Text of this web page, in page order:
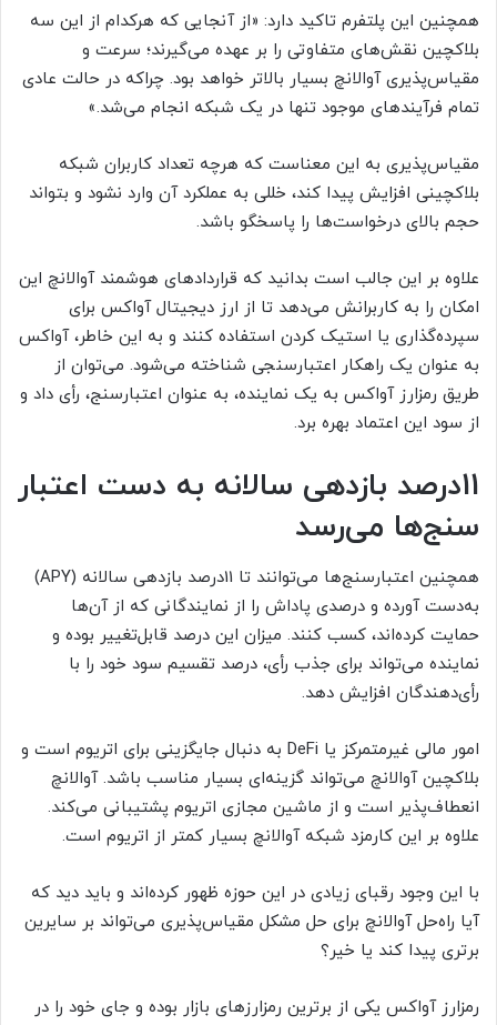
همچنین این پلتفرم تاکید دارد: «از آنجایی که هرکدام از این سه
بلاکچین نقش‌های متفاوتی را بر عهده می‌گیرند؛ سرعت و
مقیاس‌پذیری آوالانچ بسیار بالاتر خواهد بود. چراکه در حالت عادی
تمام فرآیندهای موجود تنها در یک شبکه انجام می‌شد.»
مقیاس‌پذیری به این معناست که هرچه تعداد کاربران شبکه
بلاکچینی افزایش پیدا کند، خللی به عملکرد آن وارد نشود و بتواند
حجم بالای درخواست‌ها را پاسخگو باشد.
علاوه بر این جالب است بدانید که قراردادهای هوشمند آوالانچ این
امکان را به کاربرانش می‌دهد تا از ارز دیجیتال آواکس برای
سپرده‌گذاری یا استیک کردن استفاده کنند و به این خاطر، آواکس
به عنوان یک راهکار اعتبارسنجی شناخته می‌شود. می‌توان از
طریق رمزارز آواکس به یک نماینده، به عنوان اعتبارسنج، رأی داد و
از سود این اعتماد بهره برد.
11درصد بازدهی سالانه به دست اعتبار
سنج‌ها می‌رسد
همچنین اعتبارسنج‌ها می‌توانند تا 11درصد بازدهی سالانه (APY)
به‌دست آورده و درصدی پاداش را از نمایندگانی که از آن‌ها
حمایت کرده‌اند، کسب کنند. میزان این درصد قابل‌تغییر بوده و
نماینده می‌تواند برای جذب رأی، درصد تقسیم سود خود را با
رأی‌دهندگان افزایش دهد.
امور مالی غیرمتمرکز یا DeFi به دنبال جایگزینی برای اتریوم است و
بلاکچین آوالانچ می‌تواند گزینه‌ای بسیار مناسب باشد. آوالانچ
انعطاف‌پذیر است و از ماشین مجازی اتریوم پشتیبانی می‌کند.
علاوه بر این کارمزد شبکه آوالانچ بسیار کمتر از اتریوم است.
با این ‌وجود رقبای زیادی در این حوزه ظهور کرده‌اند و باید دید که
آیا راه‌حل آوالانچ برای حل مشکل مقیاس‌پذیری می‌تواند بر سایرین
برتری پیدا کند یا خیر؟
رمزارز آواکس یکی از برترین رمزارزهای بازار بوده و جای خود را در